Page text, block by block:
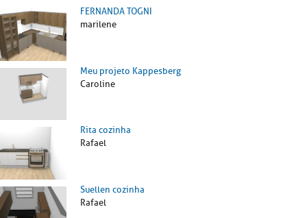
FERNANDA TOGNI
marilene
Meu projeto Kappesberg
Caroline
Rita cozinha
Rafael
Suellen cozinha
Rafael